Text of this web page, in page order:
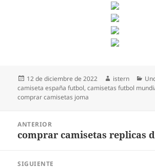
Publicado
el
12 de diciembre de 2022 Autor
istern
camiseta españa futbol,camisetas futbol
comprar camisetas joma
entradas
ANTERIOR
Entrada
comprar camisetas replicas
SIGUIENTE